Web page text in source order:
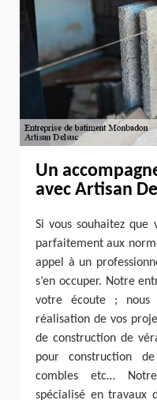
Un
avec Artisan
Si vous souhaitez
parfaitement aux
appel à un
s’en occuper. Notre
votre écoute ; nous
réalisation de vos
de construction de
pour construction
combles etc…
spécialisé en travaux